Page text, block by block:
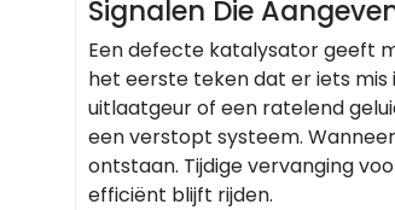
Signalen Die
Een defecte katalysator geeft
het eerste teken dat er iets
uitlaatgeur of een ratelend
een verstopt systeem.
ontstaan. Tijdige vervanging
efficiënt blijft rijden.